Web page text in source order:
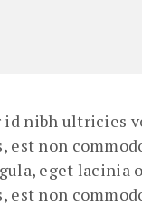
nibh ultricies
est non
eget lacinia
est non